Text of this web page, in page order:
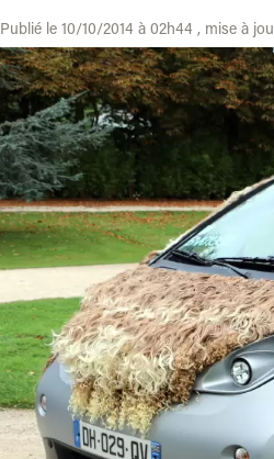
Publié le 10/10/2014 à 02h44 , mise à